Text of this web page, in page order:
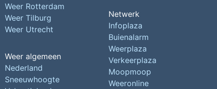
Weer Rotterdam
Weer Tilburg
Weer Utrecht
Weer algemeen
Nederland
Sneeuwhoogte
Netwerk
Infoplaza
Buienalarm
Weerplaza
Verkeerplaza
Moopmoop
Weeronline